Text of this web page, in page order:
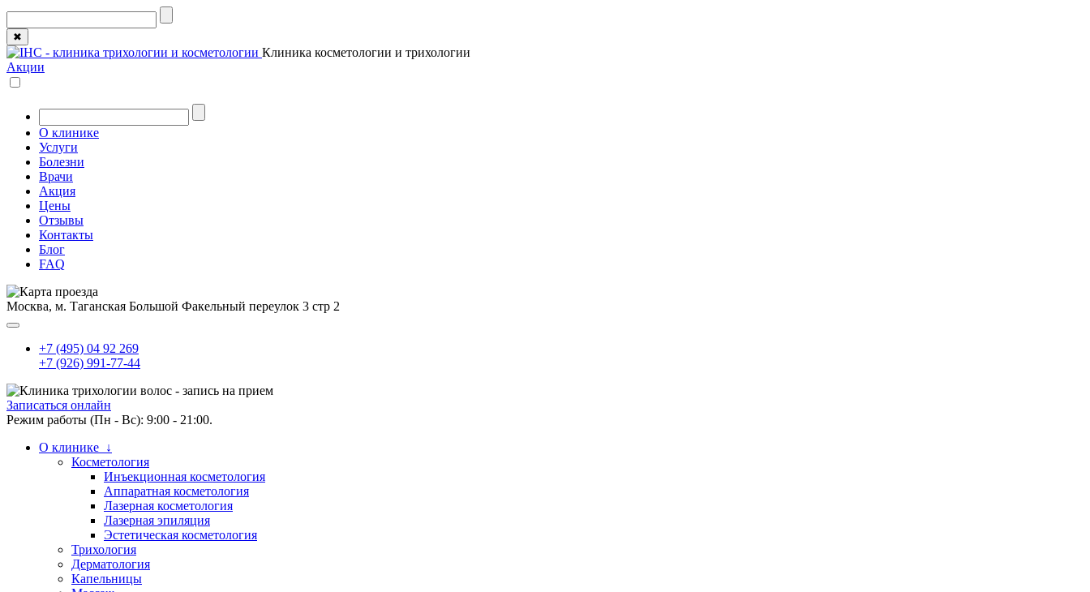
✖
Клиника косметологии и трихологии
Акции
О клинике
Услуги
Болезни
Врачи
Акция
Цены
Отзывы
Контакты
Блог
FAQ
Москва, м. Таганская Большой Факельный переулок 3 стр 2
+7 (495) 04 92 269
+7 (926) 991-77-44
Записаться онлайн
Режим работы (Пн - Вс): 9:00 - 21:00.
О клинике ↓
Косметология
Инъекционная косметология
Аппаратная косметология
Лазерная косметология
Лазерная эпиляция
Эстетическая косметология
Трихология
Дерматология
Капельницы